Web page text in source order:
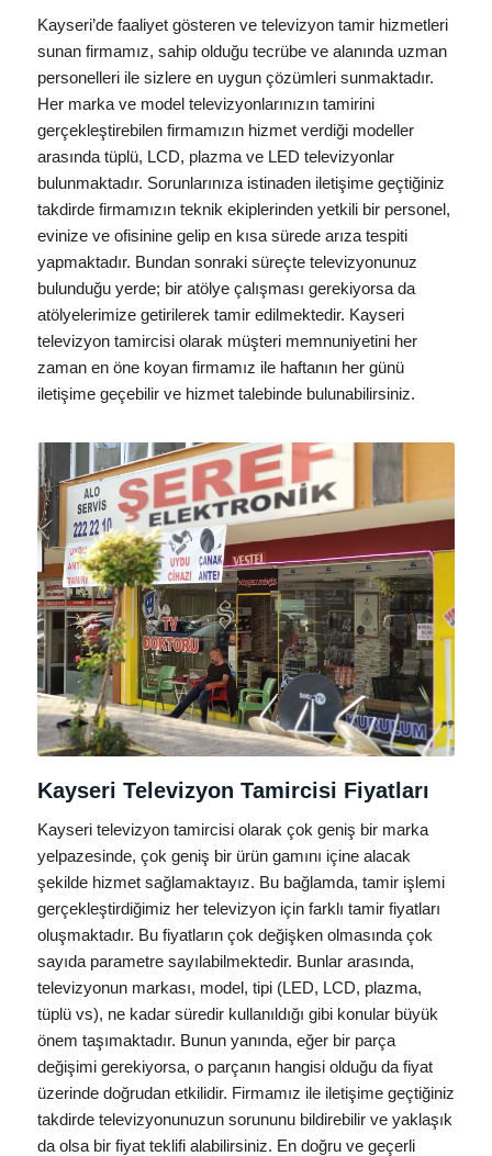
Kayseri’de faaliyet gösteren ve televizyon tamir hizmetleri
sunan firmamız, sahip olduğu tecrübe ve alanında uzman
personelleri ile sizlere en uygun çözümleri sunmaktadır.
Her marka ve model televizyonlarınızın tamirini
gerçekleştirebilen firmamızın hizmet verdiği modeller
arasında tüplü, LCD, plazma ve LED televizyonlar
bulunmaktadır. Sorunlarınıza istinaden iletişime geçtiğiniz
takdirde firmamızın teknik ekiplerinden yetkili bir personel,
evinize ve ofisinine gelip en kısa sürede arıza tespiti
yapmaktadır. Bundan sonraki süreçte televizyonunuz
bulunduğu yerde; bir atölye çalışması gerekiyorsa da
atölyelerimize getirilerek tamir edilmektedir. Kayseri
televizyon tamircisi olarak müşteri memnuniyetini her
zaman en öne koyan firmamız ile haftanın her günü
iletişime geçebilir ve hizmet talebinde bulunabilirsiniz.
Kayseri Televizyon Tamircisi Fiyatları
Kayseri televizyon tamircisi olarak çok geniş bir marka
yelpazesinde, çok geniş bir ürün gamını içine alacak
şekilde hizmet sağlamaktayız. Bu bağlamda, tamir işlemi
gerçekleştirdiğimiz her televizyon için farklı tamir fiyatları
oluşmaktadır. Bu fiyatların çok değişken olmasında çok
sayıda parametre sayılabilmektedir. Bunlar arasında,
televizyonun markası, model, tipi (LED, LCD, plazma,
tüplü vs), ne kadar süredir kullanıldığı gibi konular büyük
önem taşımaktadır. Bunun yanında, eğer bir parça
değişimi gerekiyorsa, o parçanın hangisi olduğu da fiyat
üzerinde doğrudan etkilidir. Firmamız ile iletişime geçtiğiniz
takdirde televizyonunuzun sorununu bildirebilir ve yaklaşık
da olsa bir fiyat teklifi alabilirsiniz. En doğru ve geçerli